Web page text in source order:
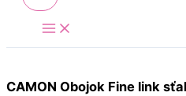
CAMON Obojok Fine link